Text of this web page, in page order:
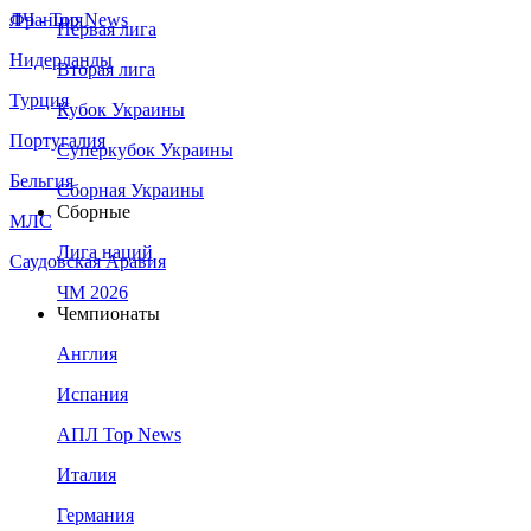
Франция
Нидерланды
Турция
Португалия
Бельгия
МЛС
Саудовская Аравия
ЛЧ - Top News
Первая лига
Вторая лига
Кубок Украины
Суперкубок Украины
Сборная Украины
Сборные
Лига наций
ЧМ 2026
Чемпионаты
Англия
Испания
АПЛ Top News
Италия
Германия